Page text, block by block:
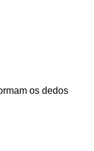
os dedos